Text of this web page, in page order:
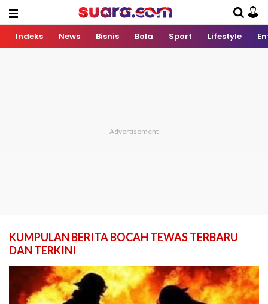
Indeks News Bisnis Bola Sport Lifestyle
KUMPULAN BERITA BOCAH TEWAS TERBARU
DAN TERKINI